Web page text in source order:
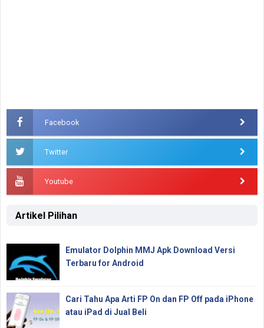
Facebook
Twitter
Youtube
Artikel Pilihan
Emulator Dolphin MMJ Apk Download Versi
Terbaru for Android
Cari Tahu Apa Arti FP On dan FP Off pada iPhone
atau iPad di Jual Beli